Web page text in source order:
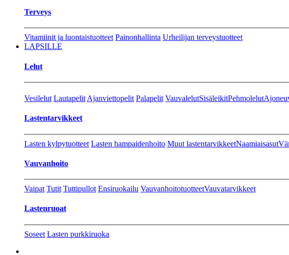
Terveys
Vitamiinit ja luontaistuotteet Painonhallinta Urheilijan terveystuotteet
LAPSILLE
Lelut
Vesilelut Lautapelit Ajanviettopelit Palapelit VauvalelutSisäleikitPehmolelut
Lastentarvikkeet
Lasten kylpytuotteet Lasten hampaidenhoito Muut lastentarvikkeetNaamiaisasut
Vauvanhoito
Vaipat Tutit Tuttipullot Ensiruokailu VauvanhoitotuotteetVauvatarvikkeet
Lastenruoat
Soseet Lasten purkkiruoka